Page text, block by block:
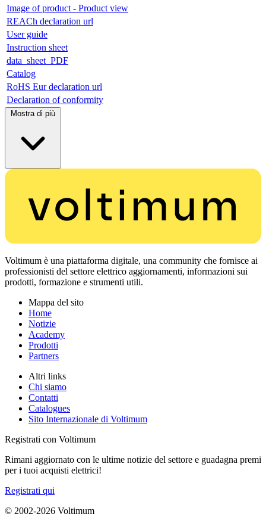
Image of product - Product view
REACh declaration url
User guide
Instruction sheet
data_sheet_PDF
Catalog
RoHS Eur declaration url
Declaration of conformity
Mostra di più
Voltimum è una piattaforma digitale, una community che fornisce ai
professionisti del settore elettrico aggiornamenti, informazioni sui
prodotti, formazione e strumenti utili.
Mappa del sito
Home
Notizie
Academy
Prodotti
Partners
Altri links
Chi siamo
Contatti
Catalogues
Sito Internazionale di Voltimum
Registrati con Voltimum
Rimani aggiornato con le ultime notizie del settore e guadagna premi
per i tuoi acquisti elettrici!
Registrati qui
© 2002-2026 Voltimum